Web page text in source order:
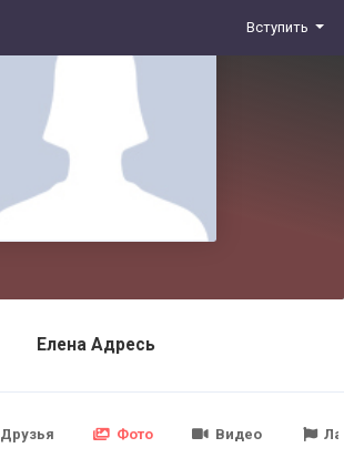
Вступить
Елена Адресь
Друзья Фото Видео